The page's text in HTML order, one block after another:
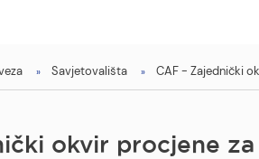
Savjetovališta CAF - Zajednički
okvir procjene